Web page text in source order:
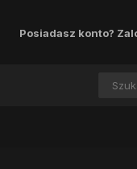
Posiadasz konto?